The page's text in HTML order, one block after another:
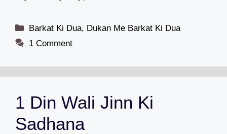
Categories
Barkat Ki Dua, Dukan Me Barkat Ki Dua
1 Comment
1 Din Wali Jinn Ki
Sadhana